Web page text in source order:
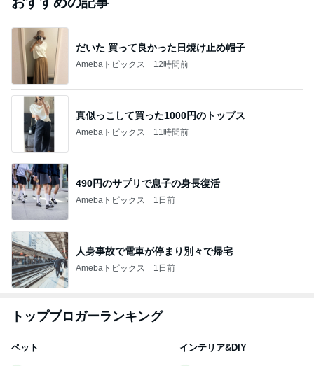
だいた 買って良かった日焼け止め帽子
Amebaトピックス 12時間前
真似っこして買った1000円のトップス
Amebaトピックス 11時間前
490円のサプリで息子の身長復活
Amebaトピックス 1日前
人身事故で電車が停まり別々で帰宅
Amebaトピックス 1日前
トップブロガーランキング
ペット インテリア&DIY